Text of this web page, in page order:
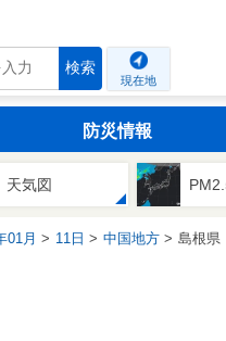
検索
現在地
防災情報
天気図
01月 11日 中国地方 島根県